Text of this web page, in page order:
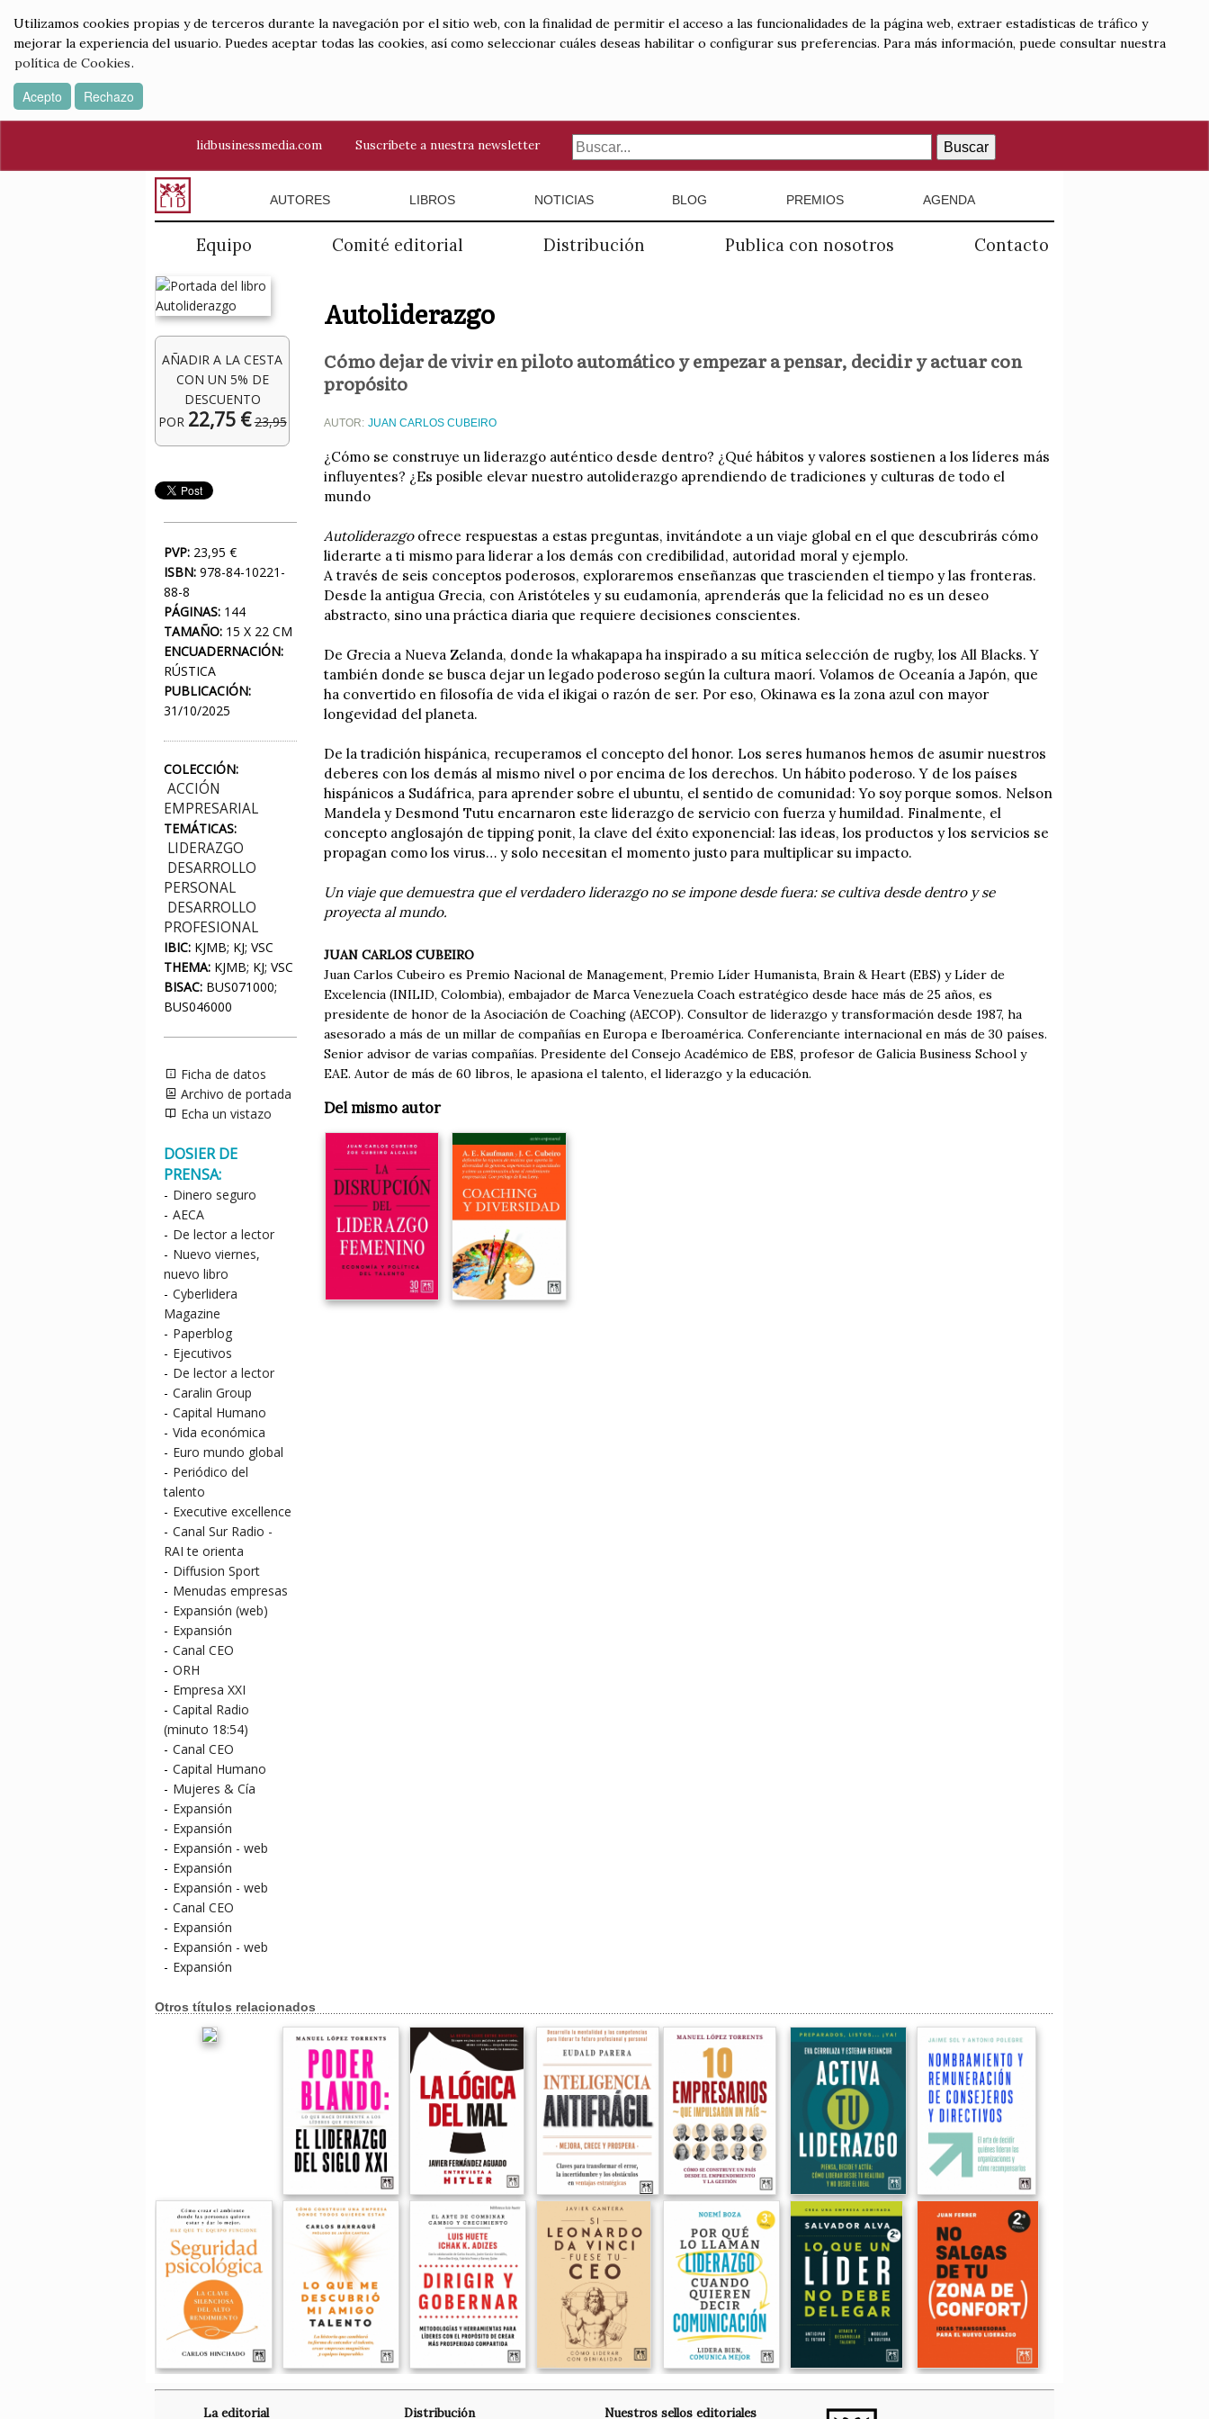
Utilizamos cookies propias y de terceros durante la navegación por el sitio web, con la finalidad de permitir el acceso a las funcionalidades de la página web, extraer estadísticas de tráfico y
mejorar la experiencia del usuario. Puedes aceptar todas las cookies, así como seleccionar cuáles deseas habilitar o configurar sus preferencias. Para más información, puede consultar nuestra
política de Cookies.
Acepto Rechazo
lidbusinessmedia.com Suscríbete a nuestra newsletter Buscar
AUTORES LIBROS NOTICIAS BLOG PREMIOS AGENDA
Equipo Comité editorial Distribución Publica con nosotros Contacto
AÑADIR A LA CESTA
CON UN 5% DE
DESCUENTO
POR 22,75 € 23,95
PVP: 23,95 €
ISBN: 978-84-10221-
88-8
PÁGINAS: 144
TAMAÑO: 15 X 22 CM
ENCUADERNACIÓN:
RÚSTICA
PUBLICACIÓN:
31/10/2025
COLECCIÓN:
ACCIÓN
EMPRESARIAL
TEMÁTICAS:
LIDERAZGO
DESARROLLO
PERSONAL
DESARROLLO
PROFESIONAL
IBIC: KJMB; KJ; VSC
THEMA: KJMB; KJ; VSC
BISAC: BUS071000;
BUS046000
Ficha de datos
Archivo de portada
Echa un vistazo
DOSIER DE
PRENSA:
- Dinero seguro
- AECA
- De lector a lector
- Nuevo viernes,
nuevo libro
- Cyberlidera
Magazine
- Paperblog
- Ejecutivos
- De lector a lector
- Caralin Group
- Capital Humano
- Vida económica
- Euro mundo global
- Periódico del
talento
- Executive excellence
- Canal Sur Radio -
RAI te orienta
- Diffusion Sport
- Menudas empresas
- Expansión (web)
- Expansión
- Canal CEO
- ORH
- Empresa XXI
- Capital Radio
(minuto 18:54)
- Canal CEO
- Capital Humano
- Mujeres & Cía
- Expansión
- Expansión
- Expansión - web
- Expansión
- Expansión - web
- Canal CEO
- Expansión
- Expansión - web
- Expansión
Autoliderazgo
Cómo dejar de vivir en piloto automático y empezar a pensar, decidir y actuar con
propósito
AUTOR: JUAN CARLOS CUBEIRO
¿Cómo se construye un liderazgo auténtico desde dentro? ¿Qué hábitos y valores sostienen a los líderes más
influyentes? ¿Es posible elevar nuestro autoliderazgo aprendiendo de tradiciones y culturas de todo el
mundo
Autoliderazgoofrece respuestas a estas preguntas, invitándote a un viaje global en el que descubrirás cómo
liderarte a ti mismo para liderar a los demás con credibilidad, autoridad moral y ejemplo.
A través de seis conceptos poderosos, exploraremos enseñanzas que trascienden el tiempo y las fronteras.
Desde la antigua Grecia, con Aristóteles y su eudamonía, aprenderás que la felicidad no es un deseo
abstracto, sino una práctica diaria que requiere decisiones conscientes.
De Grecia a Nueva Zelanda, donde la whakapapa ha inspirado a su mítica selección de rugby, los All Blacks. Y
también donde se busca dejar un legado poderoso según la cultura maorí. Volamos de Oceanía a Japón, que
ha convertido en filosofía de vida el ikigai o razón de ser. Por eso, Okinawa es la zona azul con mayor
longevidad del planeta.
De la tradición hispánica, recuperamos el concepto del honor. Los seres humanos hemos de asumir nuestros
deberes con los demás al mismo nivel o por encima de los derechos. Un hábito poderoso. Y de los países
hispánicos a Sudáfrica, para aprender sobre el ubuntu, el sentido de comunidad: Yo soy porque somos. Nelson
Mandela y Desmond Tutu encarnaron este liderazgo de servicio con fuerza y humildad. Finalmente, el
concepto anglosajón de tipping ponit, la clave del éxito exponencial: las ideas, los productos y los servicios se
propagan como los virus… y solo necesitan el momento justo para multiplicar su impacto.
Un viaje que demuestra que el verdadero liderazgo no se impone desde fuera: se cultiva desde dentro y se
proyecta al mundo.
JUAN CARLOS CUBEIRO
Juan Carlos Cubeiro es Premio Nacional de Management, Premio Líder Humanista, Brain & Heart (EBS) y Líder de
Excelencia (INILID, Colombia), embajador de Marca Venezuela Coach estratégico desde hace más de 25 años, es
presidente de honor de la Asociación de Coaching (AECOP). Consultor de liderazgo y transformación desde 1987, ha
asesorado a más de un millar de compañías en Europa e Iberoamérica. Conferenciante internacional en más de 30 países.
Senior advisor de varias compañías. Presidente del Consejo Académico de EBS, profesor de Galicia Business School y
EAE. Autor de más de 60 libros, le apasiona el talento, el liderazgo y la educación.
Del mismo autor
Otros títulos relacionados
La editorial Distribución Nuestros sellos editoriales